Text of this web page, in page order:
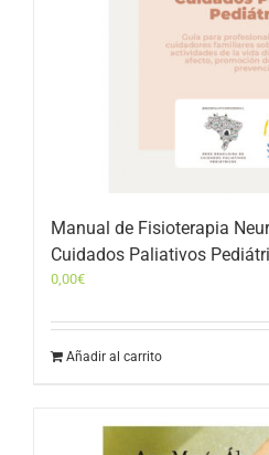
Manual de Fisioterapia
Cuidados Paliativos
0,00€
Añadir al carrito